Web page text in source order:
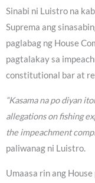
Sinabi ni Luistro na
Suprema ang
paglabag ng House
pagtalakay sa
constitutional bar at
“Kasama na po diyan
allegations on fishing
the impeachment
paliwanag ni Luistro.
Umaasa rin ang